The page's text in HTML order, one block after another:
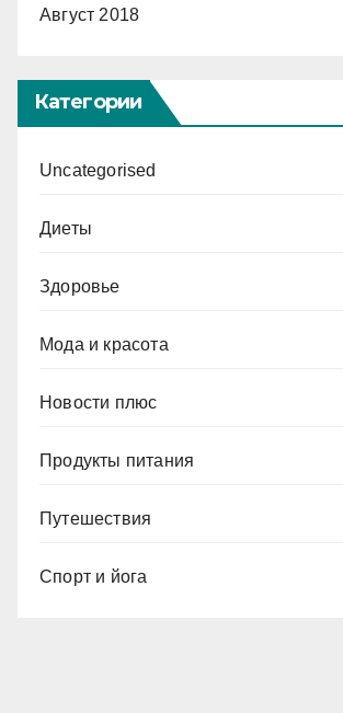
Август 2018
Категории
Uncategorised
Диеты
Здоровье
Мода и красота
Новости плюс
Продукты питания
Путешествия
Спорт и йога